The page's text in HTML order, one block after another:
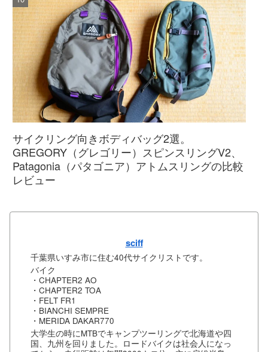
サイクリング向きボディバッグ2選。
GREGORY（グレゴリー）スピンスリングV2、
Patagonia（パタゴニア）アトムスリングの比較
レビュー
sciff
千葉県いすみ市に住む40代サイクリストです。
バイク
・CHAPTER2 AO
・CHAPTER2 TOA
・FELT FR1
・BIANCHI SEMPRE
・MERIDA DAKAR770
大学生の時にMTBでキャンプツーリングで北海道や四
国、九州を回りました。ロードバイクは社会人になっ